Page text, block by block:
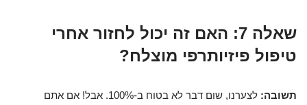
שאלה 7: האם זה יכול לחזור אחרי
טיפול פיזיותרפי מוצלח?
תשובה:
לצערנו, שום דבר לא בטוח ב-100%. אבל! אם אתם